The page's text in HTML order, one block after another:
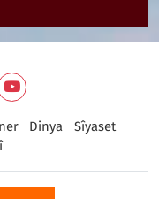
Dinya
Sîyaset